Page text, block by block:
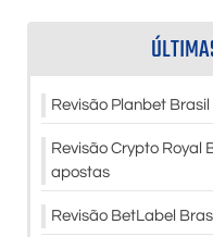
Revisão Planbet
Revisão Crypto Royal
apostas
Revisão BetLabel